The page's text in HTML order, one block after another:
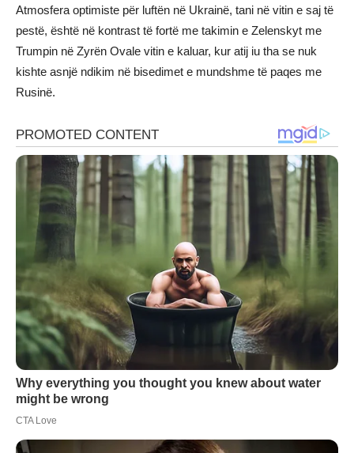
Atmosfera optimiste për luftën në Ukrainë, tani në vitin e saj të
pestë, është në kontrast të fortë me takimin e Zelenskyt me
Trumpin në Zyrën Ovale vitin e kaluar, kur atij iu tha se nuk
kishte asnjë ndikim në bisedimet e mundshme të paqes me
Rusinë.